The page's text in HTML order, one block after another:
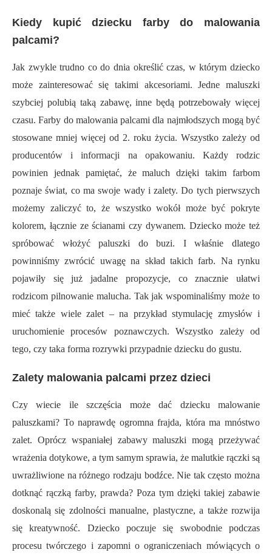
Kiedy kupić dziecku farby do malowania
palcami?
Jak zwykle trudno co do dnia określić czas, w którym dziecko
może zainteresować się takimi akcesoriami. Jedne maluszki
szybciej polubią taką zabawę, inne będą potrzebowały więcej
czasu. Farby do malowania palcami dla najmłodszych mogą być
stosowane mniej więcej od 2. roku życia. Wszystko zależy od
producentów i informacji na opakowaniu. Każdy rodzic
powinien jednak pamiętać, że maluch dzięki takim farbom
poznaje świat, co ma swoje wady i zalety. Do tych pierwszych
możemy zaliczyć to, że wszystko wokół może być pokryte
kolorem, łącznie ze ścianami czy dywanem. Dziecko może też
spróbować włożyć paluszki do buzi. I właśnie dlatego
powinniśmy zwrócić uwagę na skład takich farb. Na rynku
pojawiły się już jadalne propozycje, co znacznie ułatwi
rodzicom pilnowanie malucha. Tak jak wspominaliśmy może to
mieć także wiele zalet – na przykład stymulację zmysłów i
uruchomienie procesów poznawczych. Wszystko zależy od
tego, czy taka forma rozrywki przypadnie dziecku do gustu.
Zalety malowania palcami przez dzieci
Czy wiecie ile szczęścia może dać dziecku malowanie
paluszkami? To naprawdę ogromna frajda, która ma mnóstwo
zalet. Oprócz wspaniałej zabawy maluszki mogą przeżywać
wrażenia dotykowe, a tym samym sprawia, że malutkie rączki są
uwrażliwione na różnego rodzaju bodźce. Nie tak często można
dotknąć rączką farby, prawda? Poza tym dzięki takiej zabawie
doskonalą się zdolności manualne, plastyczne, a także rozwija
się kreatywność. Dziecko poczuje się swobodnie podczas
procesu twórczego i zapomni o ograniczeniach mówiących o